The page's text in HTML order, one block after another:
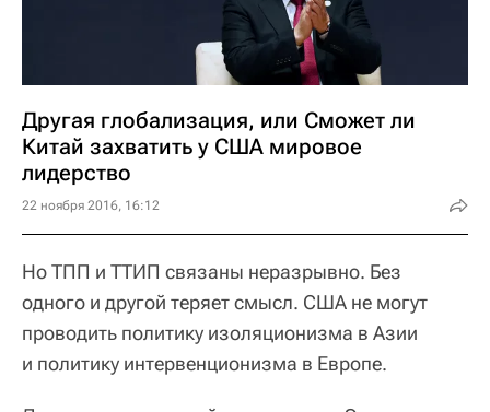
Другая глобализация, или Сможет ли
Китай захватить у США мировое
лидерство
22 ноября 2016, 16:12
Но ТПП и ТТИП связаны неразрывно. Без
одного и другой теряет смысл. США не могут
проводить политику изоляционизма в Азии
и политику интервенционизма в Европе.